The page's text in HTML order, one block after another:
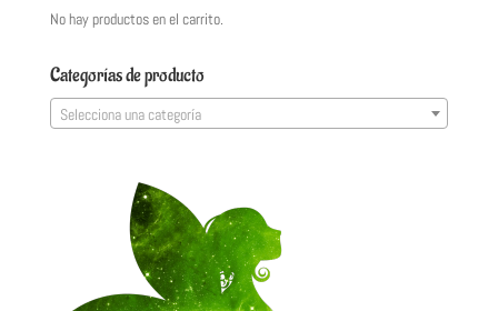
No hay productos en el carrito.
Categorías de producto
Selecciona una categoría